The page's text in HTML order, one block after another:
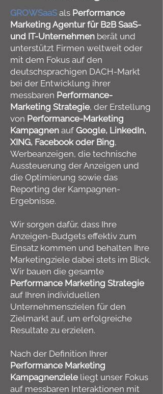
GROWSaaSals Performance
Marketing Agentur für B2B SaaS-
und IT-Unternehmen berät und
unterstützt Firmen weltweit oder
mit dem Fokus auf den
deutschsprachigen DACH-Markt
bei der Entwicklung ihrer
messbaren Performance-
Marketing Strategie, der Erstellung
von Performance-Marketing
Kampagnen auf Google, LinkedIn,
XING, Facebook oder Bing,
Werbeanzeigen, die technische
Aussteuerung der Anzeigen und
die Optimierung sowie das
Reporting der Kampagnen-
Ergebnisse.
Wir sorgen dafür, dass Ihre
Anzeigen-Budgets effektiv zum
Einsatz kommen und behalten Ihre
Marketingziele dabei stets im Blick.
Wir bauen die gesamte
Performance Marketing Strategie
auf Ihren individuellen
Unternehmenszielen für den
Zielmarkt auf, um erfolgreiche
Resultate zu erzielen.
Nach der Definition Ihrer
Performance Marketing
Kampagnenziele liegt unser Fokus
auf messbaren Interaktionen mit